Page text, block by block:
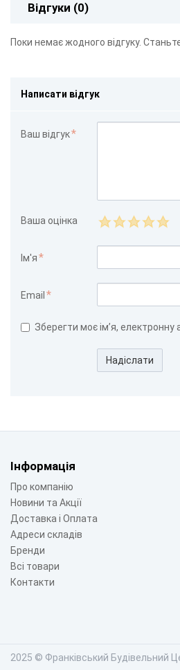
Відгуки (0)
Поки немає жодного відгуку.
Написати відгук
Ваш відгук
Ваша оцінка
Ім'я
Email
Зберегти моє ім’я,
Надіслати
Інформація
Про компанію
Новини та Акції
Доставка і Оплата
Адреси складів
Бренди
Всі товари
Контакти
2025 © Франківський Будівельний